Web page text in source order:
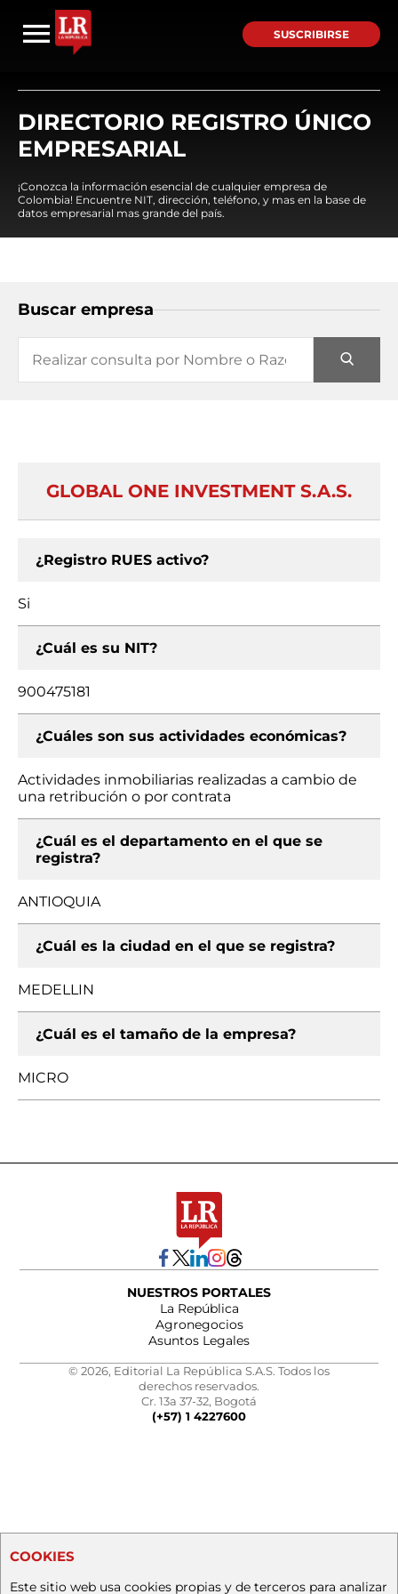
SUSCRIBIRSE
DIRECTORIO REGISTRO ÚNICO
EMPRESARIAL
¡Conozca la información esencial de cualquier empresa de
Colombia! Encuentre NIT, dirección, teléfono, y mas en la base de
datos empresarial mas grande del país.
Buscar empresa
GLOBAL ONE INVESTMENT S.A.S.
¿Registro RUES activo?
Si
¿Cuál es su NIT?
900475181
¿Cuáles son sus actividades económicas?
Actividades inmobiliarias realizadas a cambio de
una retribución o por contrata
¿Cuál es el departamento en el que se
registra?
ANTIOQUIA
¿Cuál es la ciudad en el que se registra?
MEDELLIN
¿Cuál es el tamaño de la empresa?
MICRO
NUESTROS PORTALES
La República
Agronegocios
Asuntos Legales
© 2026, Editorial La República S.A.S. Todos los
derechos reservados.
Cr. 13a 37-32, Bogotá
(+57) 1 4227600
COOKIES
Este sitio web usa cookies propias y de terceros para analizar